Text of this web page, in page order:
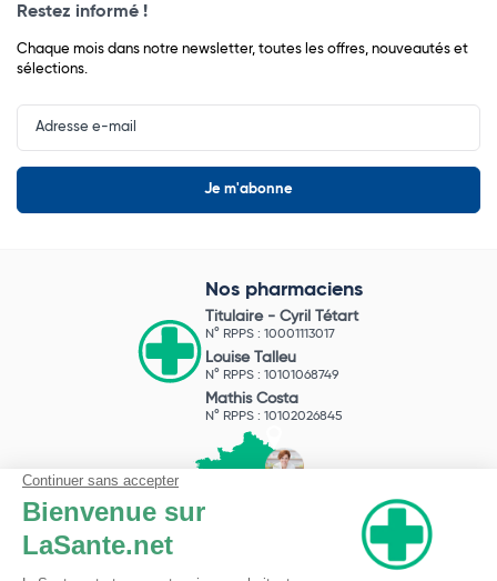
Restez informé !
Chaque mois dans notre newsletter, toutes les offres, nouveautés et
sélections.
Input
Newsletter
Nos pharmaciens
Titulaire - Cyril Tétart
N° RPPS : 10001113017
Louise Talleu
N° RPPS : 10101068749
Mathis Costa
N° RPPS : 10102026845
Pharmacie du Bizet